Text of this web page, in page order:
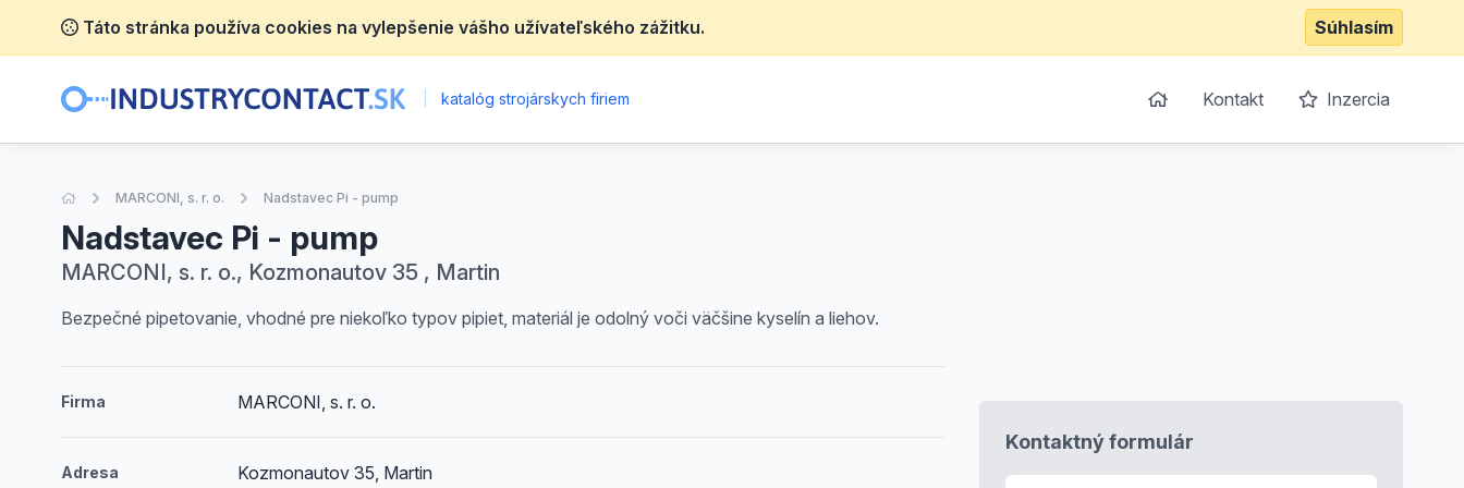
Táto stránka používa cookies na vylepšenie vášho užívateľského zážitku. Súhlasím
katalóg strojárskych firiem Kontakt Inzercia
Úvodná stránka
MARCONI, s. r. o. Nadstavec Pi - pump
Nadstavec Pi - pump
MARCONI, s. r. o., Kozmonautov 35 , Martin
Bezpečné pipetovanie, vhodné pre niekoľko typov pipiet, materiál je odolný voči väčšine kyselín a liehov.
Firma MARCONI, s. r. o.
Adresa Kozmonautov 35, Martin
Kontaktný formulár